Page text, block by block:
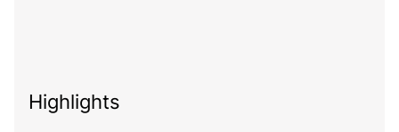
Highlights